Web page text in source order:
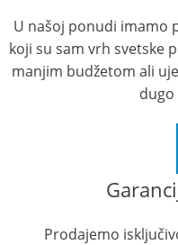
U našoj ponudi imamo
koji su sam vrh svetske
manjim budžetom ali
dugo
Prodajemo